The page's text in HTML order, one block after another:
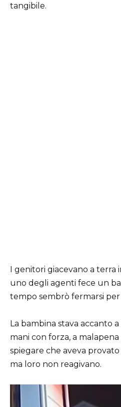
tangibile.
I genitori giacevano a terra
uno degli agenti fece un
tempo sembrò fermarsi
La bambina stava accanto
mani con forza, a
spiegare che aveva
ma loro non reagivano.